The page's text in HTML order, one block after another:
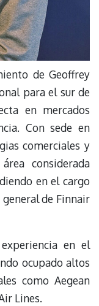
de Geoffrey
para el sur de
en mercados
Con sede en
comerciales y
considerada
en el cargo
de Finnair
en el
ocupado altos
como Aegean
Lines.